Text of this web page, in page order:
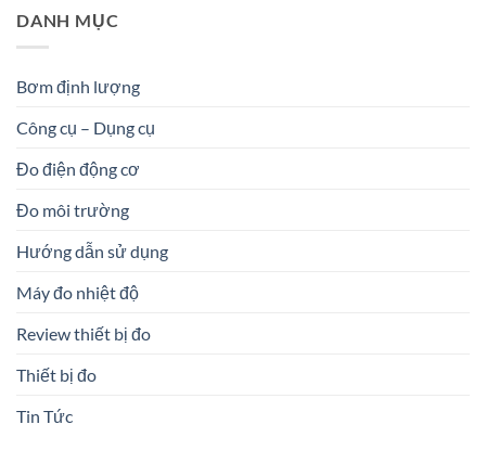
DANH MỤC
Bơm định lượng
Công cụ – Dụng cụ
Đo điện động cơ
Đo môi trường
Hướng dẫn sử dụng
Máy đo nhiệt độ
Review thiết bị đo
Thiết bị đo
Tin Tức